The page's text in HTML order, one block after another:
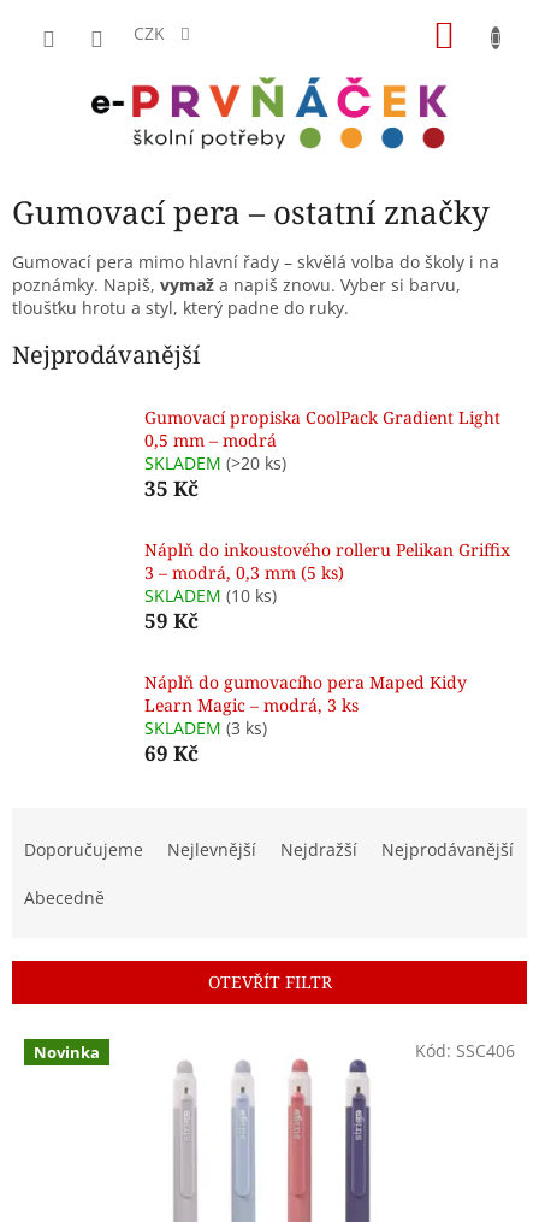
CZK
Gumovací pera – ostatní značky
Gumovací pera mimo hlavní řady – skvělá volba do školy i na
poznámky. Napiš, vymaž a napiš znovu. Vyber si barvu,
tloušťku hrotu a styl, který padne do ruky.
Nejprodávanější
Gumovací propiska CoolPack Gradient Light
0,5 mm – modrá
SKLADEM (>20 ks)
35 Kč
Náplň do inkoustového rolleru Pelikan Griffix
3 – modrá, 0,3 mm (5 ks)
SKLADEM (10 ks)
59 Kč
Náplň do gumovacího pera Maped Kidy
Learn Magic – modrá, 3 ks
SKLADEM (3 ks)
69 Kč
r
o
d
Doporučujeme Nejlevnější Nejdražší Nejprodávanější
Abecedně
OTEVŘÍT FILTR
V Novinka Kód: SSC406